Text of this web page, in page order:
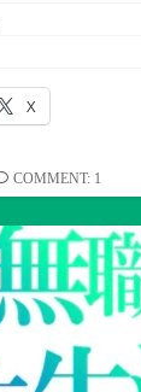
X
COMMENT: 1